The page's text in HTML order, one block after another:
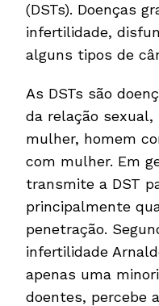
(DSTs). Doenças
infertilidade,
alguns tipos de
As DSTs são
da relação
mulher, homem
com mulher. Em
transmite a DST
principalmente
penetração.
infertilidade
apenas uma
doentes, percebe